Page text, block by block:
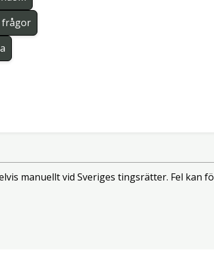
frågor
manuellt vid Sveriges tingsrätter. Fel kan